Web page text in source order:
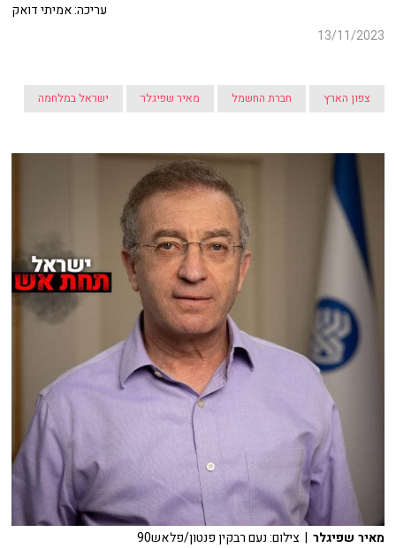
עריכה: אמיתי דואק
13/11/2023
צפון הארץ חברת החשמל מאיר שפיגלר ישראל במלחמה
מאיר שפיגלר | צילום: נעם רבקין פנטון/פלאש90